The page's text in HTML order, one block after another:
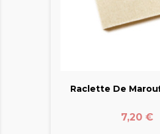
Raclette De
Prix
7,20 €